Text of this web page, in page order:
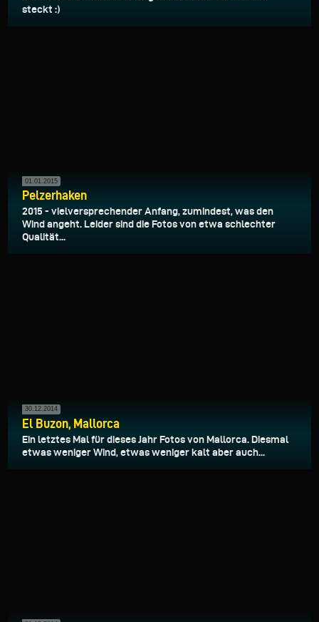
steckt :)
01.01.2015
Pelzerhaken
2015 - vielversprechender Anfang, zumindest, was den
Wind angeht. Leider sind die Fotos von etwa schlechter
Qualität...
30.12.2014
El Buzon, Mallorca
Ein letztes Mal für dieses Jahr Fotos von Mallorca. Diesmal
etwas weniger Wind, etwas weniger kalt aber auch...